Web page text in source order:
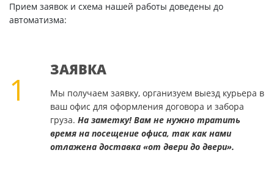
Прием заявок и схема нашей работы доведены до
автоматизма:
1
ЗАЯВКА
Мы получаем заявку, организуем выезд курьера в
ваш офис для оформления договора и забора
груза. На заметку! Вам не нужно тратить
время на посещение офиса, так как нами
отлажена доставка «от двери до двери».